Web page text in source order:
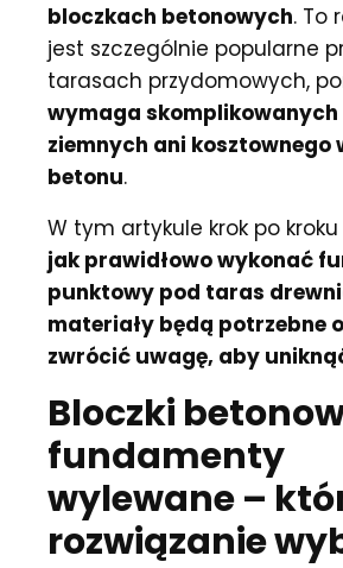
bloczkach betonowych. To
jest szczególnie popularne
tarasach przydomowych,
wymaga
ziemnych ani kosztownego
betonu.
W tym artykule krok po
jak prawidłowo wykonać
punktowy pod taras
materiały będą potrzebne
zwrócić uwagę, aby
Bloczki
fundamenty
wylewane –
rozwiązanie